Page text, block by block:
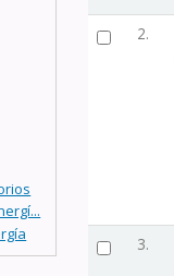
2.
3.